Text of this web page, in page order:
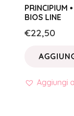
PRINCIPIUM
BIOS LINE
€22,50
Aggiungi